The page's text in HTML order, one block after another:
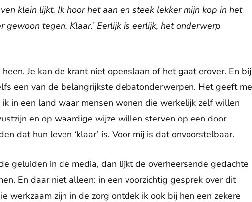
klein lijkt. Ik hoor het aan en steek lekker mijn kop in het
gewoon tegen. Klaar.’ Eerlijk is eerlijk, het onderwerp
Je kan de krant niet openslaan of het gaat erover. En bij
een van de belangrijkste debatonderwerpen. Het geeft me
in een land waar mensen wonen die werkelijk zelf willen
en op waardige wijze willen sterven op een door
dat hun leven ‘klaar’ is. Voor mij is dat onvoorstelbaar.
geluiden in de media, dan lijkt de overheersende gedachte
En daar niet alleen: in een voorzichtig gesprek over dit
werkzaam zijn in de zorg ontdek ik ook bij hen een zekere